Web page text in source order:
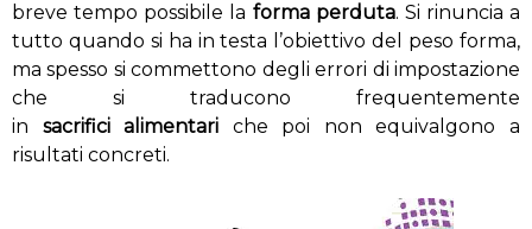
breve tempo possibile la forma perduta. Si rinuncia a
tutto quando si ha in testa l’obiettivo del peso forma,
ma spesso si commettono degli errori di impostazione
che si traducono frequentemente
in sacrifici alimentari che poi non equivalgono a
risultati concreti.